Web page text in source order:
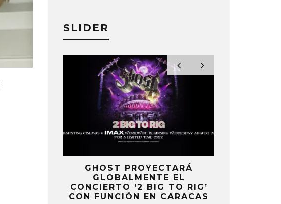
JADE PUBLICA NUEVO EL SINGLE
‘PLASTIC BOX’
20 JUNIO, 2025
SLIDER
GHOST PROYECTARÁ
GLOBALMENTE EL
CONCIERTO ‘2 BIG TO RIG’
CON FUNCIÓN EN CARACAS